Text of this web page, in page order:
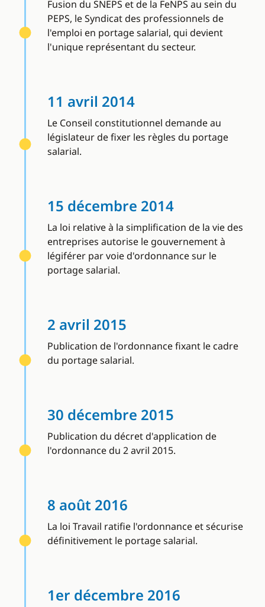
Fusion du SNEPS et de la FeNPS au sein du
PEPS, le Syndicat des professionnels de
l'emploi en portage salarial, qui devient
l'unique représentant du secteur.
11 avril 2014
Le Conseil constitutionnel demande au
législateur de fixer les règles du portage
salarial.
15 décembre 2014
La loi relative à la simplification de la vie des
entreprises autorise le gouvernement à
légiférer par voie d'ordonnance sur le
portage salarial.
2 avril 2015
Publication de l'ordonnance fixant le cadre
du portage salarial.
30 décembre 2015
Publication du décret d'application de
l'ordonnance du 2 avril 2015.
8 août 2016
La loi Travail ratifie l'ordonnance et sécurise
définitivement le portage salarial.
1er décembre 2016